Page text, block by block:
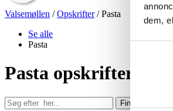
dem,
Valsemøllen /Opskrifter/Pasta
Se alle
Pasta
Pasta opskrifter
Find